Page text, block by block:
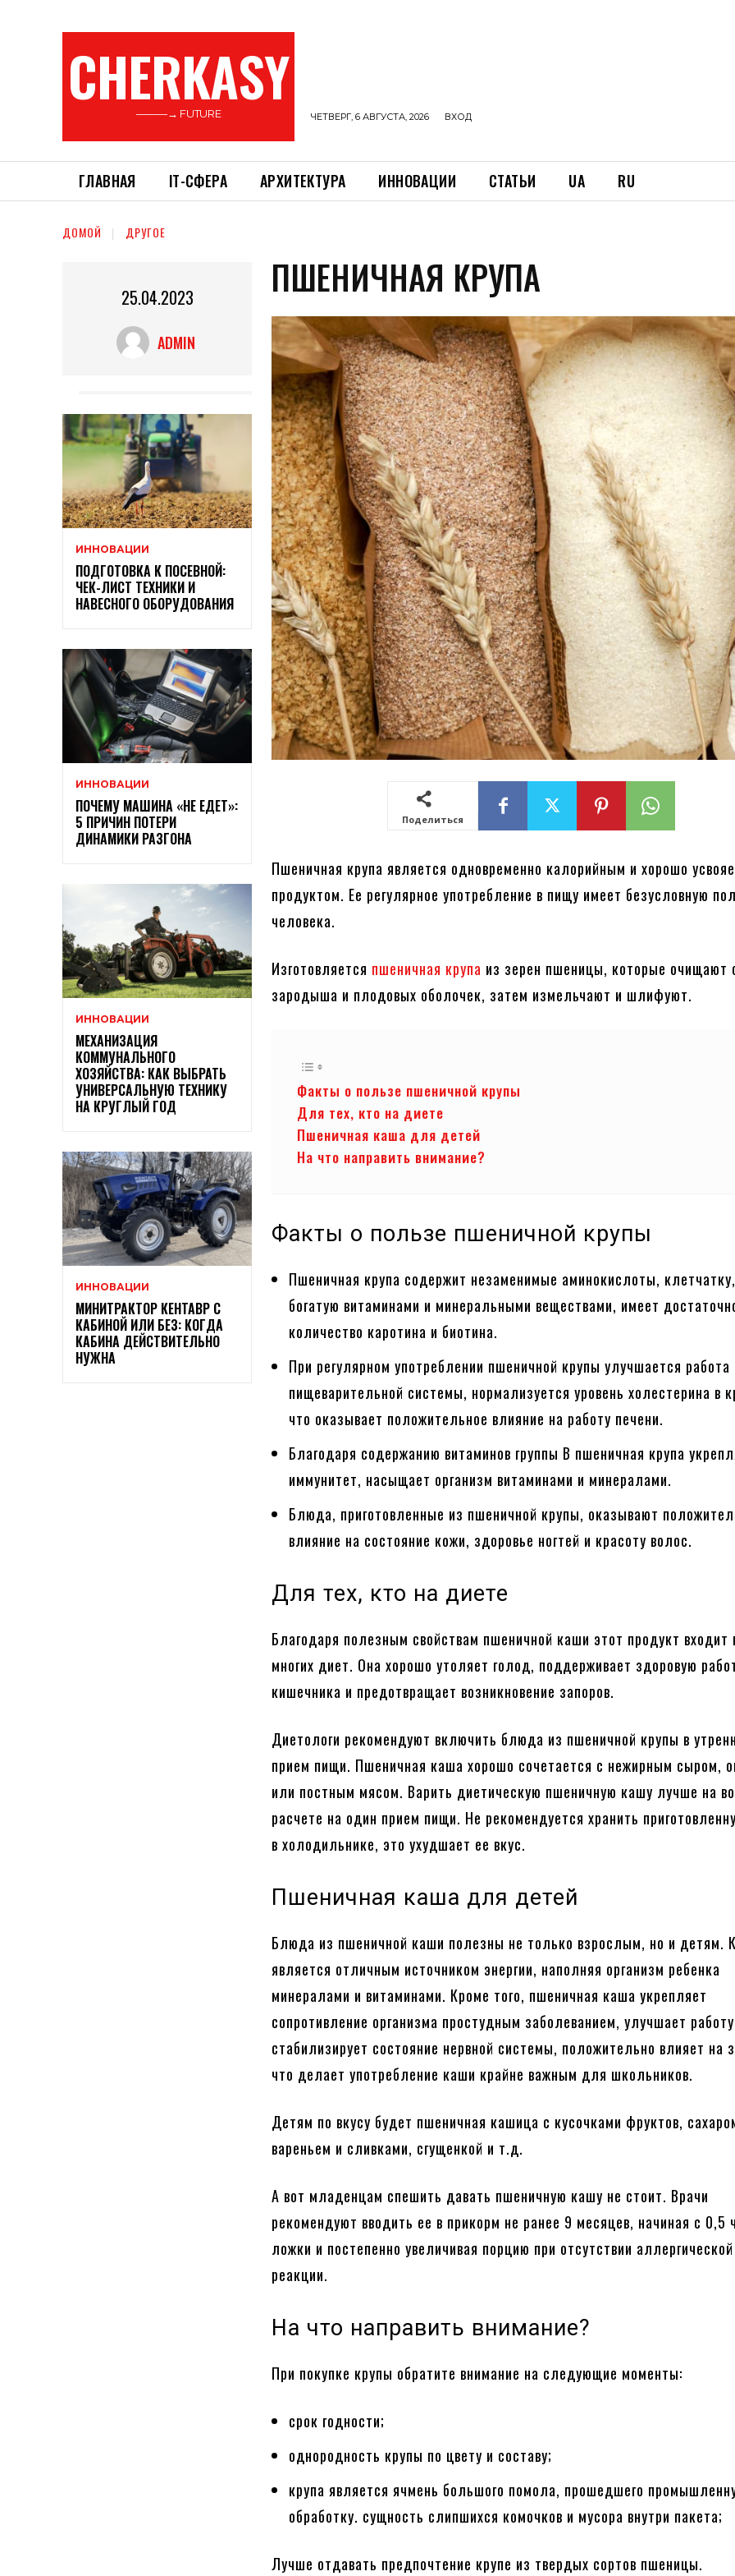
CHERKASY
———→ FUTURE ЧЕТВЕРГ, 6 АВГУСТА, 2026 ВХОД
ГЛАВНАЯ ІТ-СФЕРА АРХИТЕКТУРА ИННОВАЦИИ СТАТЬИ UA RU
ДОМОЙ ДРУГОЕ
25.04.2023
ADMIN
ИННОВАЦИИ
ПОДГОТОВКА К ПОСЕВНОЙ:
ЧЕК-ЛИСТ ТЕХНИКИ И
НАВЕСНОГО ОБОРУДОВАНИЯ
ИННОВАЦИИ
ПОЧЕМУ МАШИНА «НЕ ЕДЕТ»:
5 ПРИЧИН ПОТЕРИ
ДИНАМИКИ РАЗГОНА
ИННОВАЦИИ
МЕХАНИЗАЦИЯ
КОММУНАЛЬНОГО
ХОЗЯЙСТВА: КАК ВЫБРАТЬ
УНИВЕРСАЛЬНУЮ ТЕХНИКУ
НА КРУГЛЫЙ ГОД
ИННОВАЦИИ
МИНИТРАКТОР КЕНТАВР С
КАБИНОЙ ИЛИ БЕЗ: КОГДА
КАБИНА ДЕЙСТВИТЕЛЬНО
НУЖНА
ПШЕНИЧНАЯ КРУПА
Поделиться
Пшеничная крупа является одновременно калорийным и хорошо
продуктом. Ее регулярное употребление в пищу имеет безусловную
человека.
Изготовляется пшеничная крупа из зерен пшеницы, которые очищают
зародыша и плодовых оболочек, затем измельчают и шлифуют.
Факты о пользе пшеничной крупы
Для тех, кто на диете
Пшеничная каша для детей
На что направить внимание?
Факты о пользе пшеничной крупы
Пшеничная крупа содержит незаменимые аминокислоты, клетчатку,
богатую витаминами и минеральными веществами, имеет
количество каротина и биотина.
При регулярном употреблении пшеничной крупы улучшается работа
пищеварительной системы, нормализуется уровень холестерина в
что оказывает положительное влияние на работу печени.
Благодаря содержанию витаминов группы В пшеничная крупа
иммунитет, насыщает организм витаминами и минералами.
Блюда, приготовленные из пшеничной крупы, оказывают
влияние на состояние кожи, здоровье ногтей и красоту волос.
Для тех, кто на диете
Благодаря полезным свойствам пшеничной каши этот продукт входит
многих диет. Она хорошо утоляет голод, поддерживает здоровую
кишечника и предотвращает возникновение запоров.
Диетологи рекомендуют включить блюда из пшеничной крупы в
прием пищи. Пшеничная каша хорошо сочетается с нежирным сыром,
или постным мясом. Варить диетическую пшеничную кашу лучше на
расчете на один прием пищи. Не рекомендуется хранить
в холодильнике, это ухудшает ее вкус.
Пшеничная каша для детей
Блюда из пшеничной каши полезны не только взрослым, но и детям.
является отличным источником энергии, наполняя организм ребенка
минералами и витаминами. Кроме того, пшеничная каша укрепляет
сопротивление организма простудным заболеванием, улучшает
стабилизирует состояние нервной системы, положительно влияет на
что делает употребление каши крайне важным для школьников.
Детям по вкусу будет пшеничная кашица с кусочками фруктов,
вареньем и сливками, сгущенкой и т.д.
А вот младенцам спешить давать пшеничную кашу не стоит. Врачи
рекомендуют вводить ее в прикорм не ранее 9 месяцев, начиная с 0,5
ложки и постепенно увеличивая порцию при отсутствии аллергической
реакции.
На что направить внимание?
При покупке крупы обратите внимание на следующие моменты:
срок годности;
однородность крупы по цвету и составу;
крупа является ячмень большого помола, прошедшего
обработку. сущность слипшихся комочков и мусора внутри пакета;
Лучше отдавать предпочтение крупе из твердых сортов пшеницы.